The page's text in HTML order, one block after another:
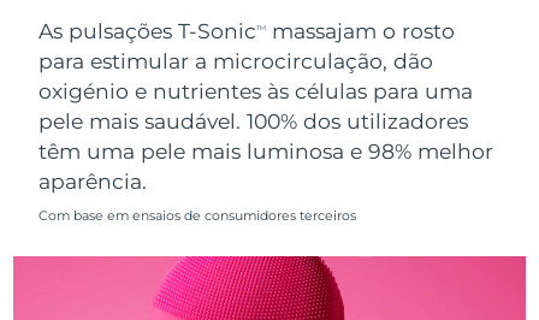
As pulsações T-SonicTM
massajam o rosto
para estimular a microcirculação, dão
oxigénio e nutrientes às células para uma
pele mais saudável. 100% dos utilizadores
têm uma pele mais luminosa e 98% melhor
aparência.
Com base em ensaios de consumidores terceiros
Singapura Entrega prevista
Eslováquia Entrega prevista8/11/26
Eslovênia
Coreia do Sul Entrega prevista